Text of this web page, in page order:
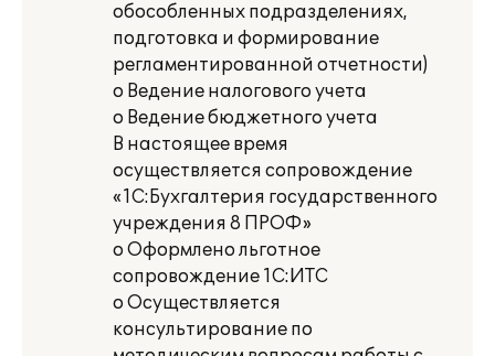
обособленных подразделениях,
подготовка и формирование
регламентированной отчетности)
o Ведение налогового учета
o Ведение бюджетного учета
В настоящее время
осуществляется сопровождение
«1С:Бухгалтерия государственного
учреждения 8 ПРОФ»
o Оформлено льготное
сопровождение 1С:ИТС
o Осуществляется
консультирование по